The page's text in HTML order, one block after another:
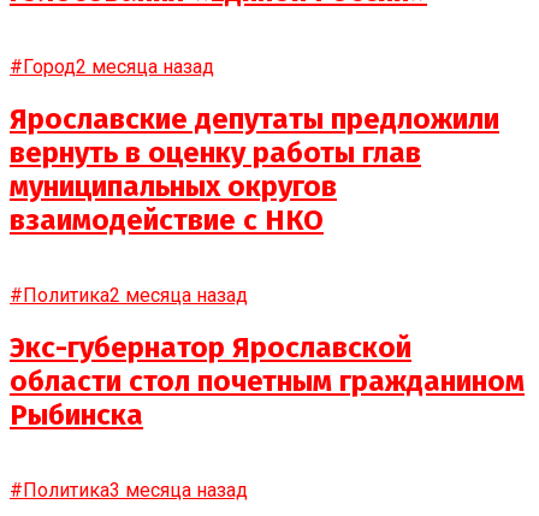
#Город2 месяца назад
Ярославские депутаты предложили
вернуть в оценку работы глав
муниципальных округов
взаимодействие с НКО
#Политика2 месяца назад
Экс-губернатор Ярославской
области стол почетным гражданином
Рыбинска
#Политика3 месяца назад